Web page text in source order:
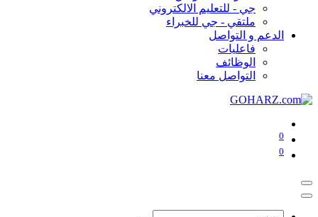
جي - للتعليم الالكتروني
ملتقي - جي للخبراء
الدعم و التواصل
فاعليات
الوظائف
التواصل معنا
0
0